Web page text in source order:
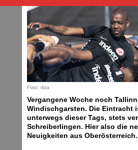
Foto: dpa
Vergangene Woche noch
Windischgarsten. Die Eintracht
unterwegs dieser Tags, stets
Schreiberlingen. Hier also die
Neuigkeiten aus Oberösterreich.